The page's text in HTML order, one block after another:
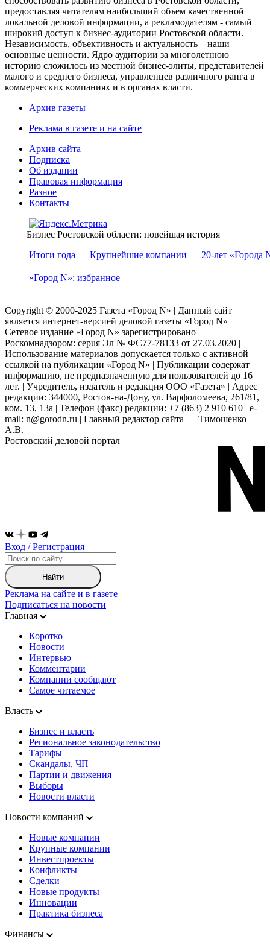
предоставляя читателям наибольший объем качественной
локальной деловой информации, а рекламодателям - самый
широкий доступ к бизнес-аудитории Ростовской области.
Независимость, объективность и актуальность – наши
основные ценности. Ядро аудитории за многолетнюю
историю сложилось из местной бизнес-элиты, представителей
малого и среднего бизнеса, управленцев различного ранга в
коммерческих компаниях и в органах власти.
Архив газеты
Реклама в газете и на сайте
Архив сайта
Подписка
Об издании
Правовая информация
Разное
Контакты
Бизнес Ростовской области: новейшая история
Итоги года
Крупнейшие компании 20-лет «Города
«Город N»: избранное
Copyright © 2000-2025 Газета «Город N» | Данный сайт
является интернет-версией деловой газеты «Город N» |
Сетевое издание «Город N» зарегистрировано
Роскомнадзором: серuя Эл № ФС77-78133 от 27.03.2020 |
Использование материалов допускается только с активной
ссылкой на публикации «Город N» | Публикации содержат
информацию, не предназначенную для пользователей до 16
лет. | Учредитель, издатель и редакция ООО «Газета» | Адрес
редакции: 344000, Ростов-на-Дону, ул. Варфоломеева, 261/81,
ком. 13, 13а | Телефон (факс) редакции: +7 (863) 2 910 610 | e-
mail: n@gorodn.ru | Главный редактор сайта — Тимошенко
А.В.
Ростовский деловой портал
Вход / Регистрация
Найти
Реклама на сайте и в газете
Подписаться на новости
Главная
Коротко
Новости
Интервью
Комментарии
Компании сообщают
Самое читаемое
Власть
Бизнес и власть
Региональное законодательство
Тарифы
Скандалы, ЧП
Партии и движения
Выборы
Новости власти
Новости компаний
Новые компании
Крупные компании
Инвестпроекты
Конфликты
Сделки
Новые продукты
Инновации
Практика бизнеса
Финансы